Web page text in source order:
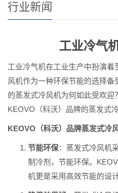
行业新闻
工业冷气
工业冷气机在工业生产中扮演
风机作为一种环保节能的选择
的蒸发式冷风机为何如此受欢迎
KEOVO（科沃）品牌的蒸发式冷
KEOVO（科沃）品牌蒸发式冷
节能环保：蒸发式冷风机
制冷剂，节能环保。
机更是采用高效节能的设